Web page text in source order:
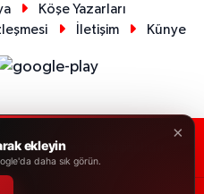
Köşe Yazarları
İletişim Künye
2026. Her hakkı saklıdır.
×
ekleyin
daha sık görün.